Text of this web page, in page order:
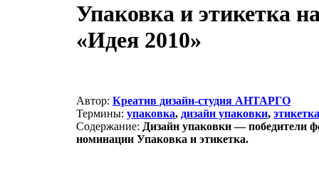
Упаковка и этикетка
«Идея 2010»
Автор: Креатив дизайн-студия АНТАРГО
Термины: упаковка, дизайн упаковки, этикетка
Cодержание: Дизайн упаковки — победители
номинации Упаковка и этикетка.